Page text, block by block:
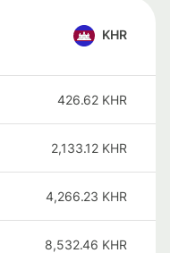
KHR
426.62 KHR
2,133.12 KHR
4,266.23 KHR
8,532.46 KHR